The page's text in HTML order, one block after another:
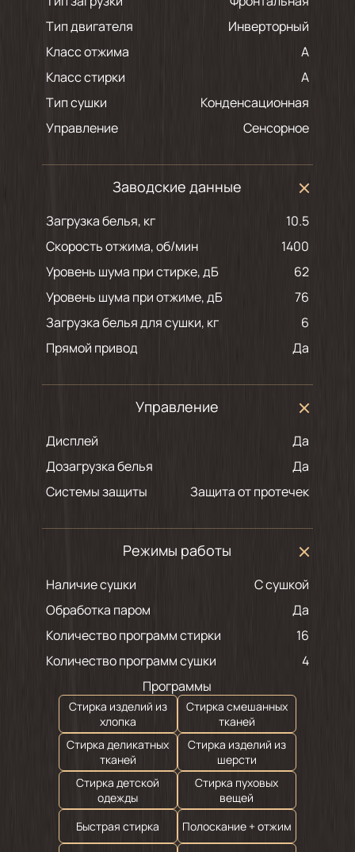
Тип двигателя
Инверторный
Класс отжима
A
Класс стирки
A
Тип сушки
Конденсационная
Управление
Сенсорное
Заводские данные
Загрузка белья, кг
10.5
Скорость отжима, об/мин
1400
Уровень шума при стирке, дБ
62
Уровень шума при отжиме, дБ
76
Загрузка белья для сушки, кг
6
Прямой привод
Да
Управление
Дисплей
Да
Дозагрузка белья
Да
Системы защиты
Защита от протечек
Режимы работы
Наличие сушки
С сушкой
Обработка паром
Да
Количество программ стирки
16
Количество программ сушки
4
Программы
Стирка изделий из
хлопка
Стирка смешанных
тканей
Стирка деликатных
тканей
Стирка изделий из
шерсти
Стирка детской
одежды
Стирка пуховых
вещей
Быстрая стирка
Полоскание + отжим